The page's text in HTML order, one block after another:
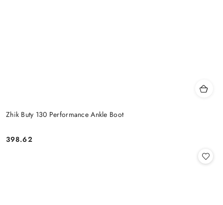
Zhik Buty 130 Performance Ankle Boot
Cena:
398.62